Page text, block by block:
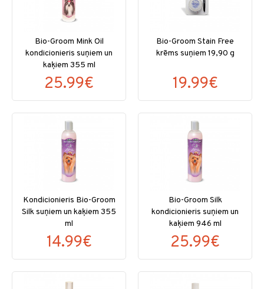
Bio-Groom Mink Oil
kondicionieris suņiem un
kaķiem 355 ml
25.99€
Bio-Groom Stain Free
krēms suņiem 19,90 g
19.99€
Kondicionieris Bio-Groom
Silk suņiem un kaķiem 355
ml
14.99€
Bio-Groom Silk
kondicionieris suņiem un
kaķiem 946 ml
25.99€